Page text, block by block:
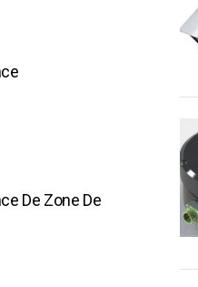
De Zone De